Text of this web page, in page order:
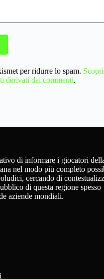
per ridurre lo spam.
derivati dai commenti.
di informare i giocatori
nel modo più completo
cercando di
di questa regione spesso
aziende mondiali.